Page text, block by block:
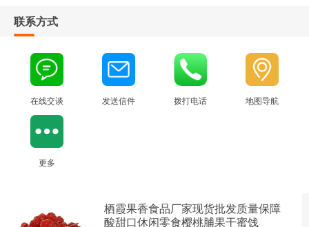
联系方式
在线交谈 发送信件 拨打电话 地图导航
更多
栖霞果香食品厂家现货批发质量保障
酸甜口休闲零食樱桃脯果干蜜饯